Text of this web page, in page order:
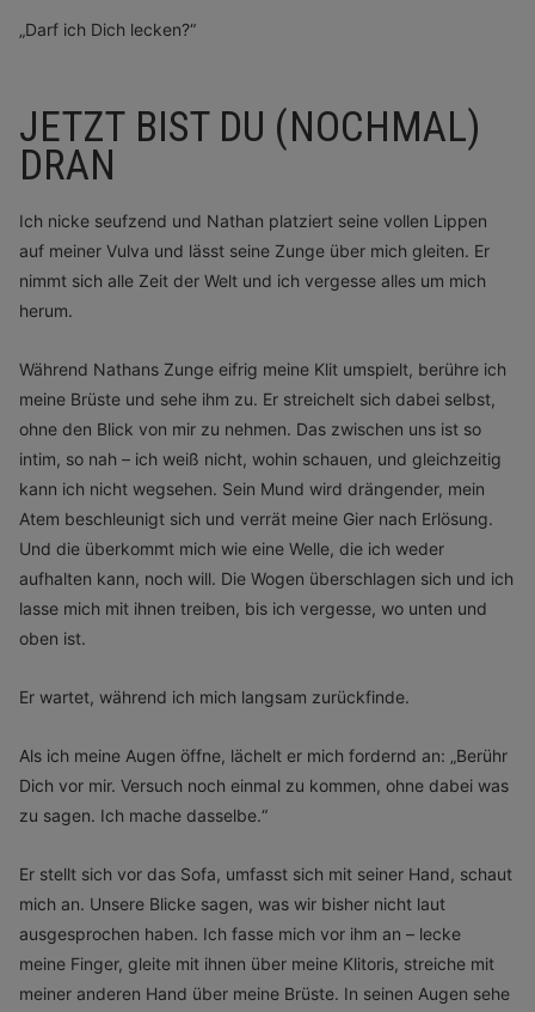
„Darf ich Dich lecken?“
JETZT BIST DU (NOCHMAL)
DRAN
Ich nicke seufzend und Nathan platziert seine vollen Lippen
auf meiner Vulva und lässt seine Zunge über mich gleiten. Er
nimmt sich alle Zeit der Welt und ich vergesse alles um mich
herum.
Während Nathans Zunge eifrig meine Klit umspielt, berühre ich
meine Brüste und sehe ihm zu. Er streichelt sich dabei selbst,
ohne den Blick von mir zu nehmen. Das zwischen uns ist so
intim, so nah – ich weiß nicht, wohin schauen, und gleichzeitig
kann ich nicht wegsehen. Sein Mund wird drängender, mein
Atem beschleunigt sich und verrät meine Gier nach Erlösung.
Und die überkommt mich wie eine Welle, die ich weder
aufhalten kann, noch will. Die Wogen überschlagen sich und ich
lasse mich mit ihnen treiben, bis ich vergesse, wo unten und
oben ist.
Er wartet, während ich mich langsam zurückfinde.
Als ich meine Augen öffne, lächelt er mich fordernd an: „Berühr
Dich vor mir. Versuch noch einmal zu kommen, ohne dabei was
zu sagen. Ich mache dasselbe.“
Er stellt sich vor das Sofa, umfasst sich mit seiner Hand, schaut
mich an. Unsere Blicke sagen, was wir bisher nicht laut
ausgesprochen haben. Ich fasse mich vor ihm an – lecke
meine Finger, gleite mit ihnen über meine Klitoris, streiche mit
meiner anderen Hand über meine Brüste. In seinen Augen sehe